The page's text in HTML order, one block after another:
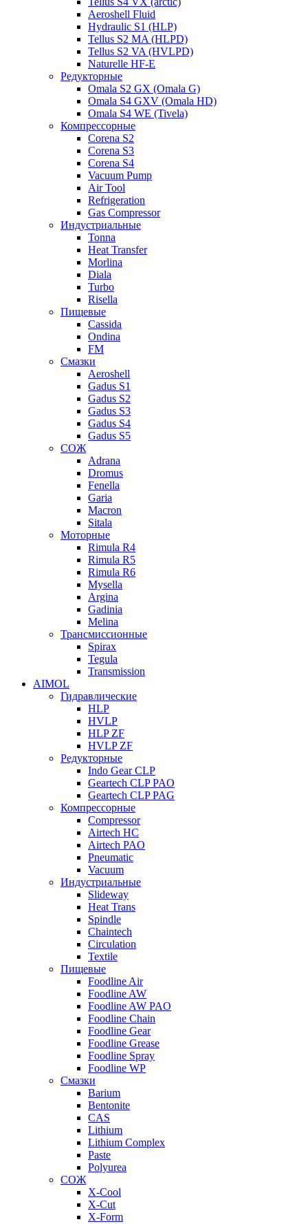
Aeroshell Fluid
Hydraulic S1 (HLP)
Tellus S2 MA (HLPD)
Tellus S2 VA (HVLPD)
Naturelle HF-E
Редукторные
Omala S2 GX (Omala G)
Omala S4 GXV (Omala HD)
Omala S4 WE (Tivela)
Компрессорные
Corena S2
Corena S3
Corena S4
Vacuum Pump
Air Tool
Refrigeration
Gas Compressor
Индустриальные
Tonna
Heat Transfer
Morlina
Diala
Turbo
Risella
Пищевые
Cassida
Ondina
FM
Смазки
Aeroshell
Gadus S1
Gadus S2
Gadus S3
Gadus S4
Gadus S5
СОЖ
Adrana
Dromus
Fenella
Garia
Macron
Sitala
Моторные
Rimula R4
Rimula R5
Rimula R6
Mysella
Argina
Gadinia
Melina
Трансмиссионные
Spirax
Tegula
Transmission
AIMOL
Гидравлические
HLP
HVLP
HLP ZF
HVLP ZF
Редукторные
Indo Gear CLP
Geartech CLP PAO
Geartech CLP PAG
Компрессорные
Compressor
Airtech HC
Airtech PAO
Pneumatic
Vacuum
Индустриальные
Slideway
Heat Trans
Spindle
Chaintech
Circulation
Textile
Пищевые
Foodline Air
Foodline AW
Foodline AW PAO
Foodline Chain
Foodline Gear
Foodline Grease
Foodline Spray
Foodline WP
Смазки
Barium
Bentonite
CAS
Lithium
Lithium Complex
Paste
Polyurea
СОЖ
X-Cool
X-Cut
X-Form